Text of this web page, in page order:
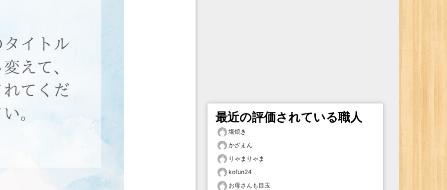
最近の評価されている職人
塩焼き
かざまん
りゃまりゃま
kofun24
お母さんも目玉